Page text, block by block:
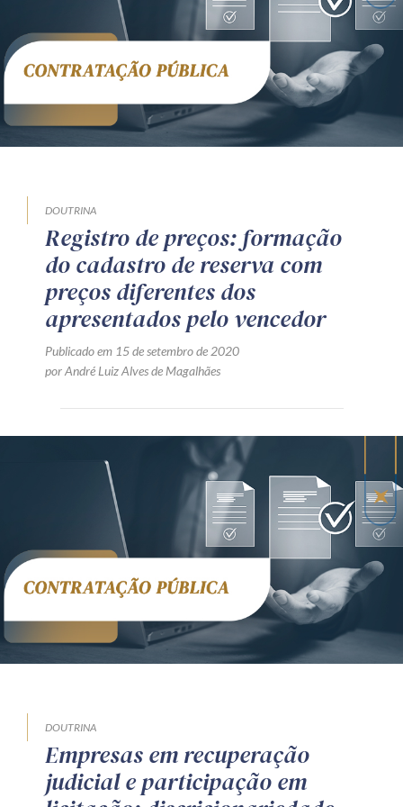
Receba por RSS
Av. Sete de Setembro, 4698
Batel
Curitiba/PR CEP 80240-000
DOUTRINA
Registro de preços: formação
do cadastro de reserva com
preços diferentes dos
apresentados pelo vencedor
Publicado em 15 de setembro de 2020
por André Luiz Alves de Magalhães
DOUTRINA
Empresas em recuperação
judicial e participação em